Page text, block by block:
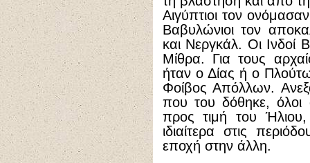
Αιγύπτιοι τον
Βαβυλώνιοι τον
και Νεργκάλ. Οι Ινδοί
Μίθρα. Για τους
ήταν ο Δίας ή ο
Φοίβος Απόλλων.
που του δόθηκε, όλοι
προς τιμή του Ήλιου,
ιδιαίτερα στις
εποχή στην άλλη.